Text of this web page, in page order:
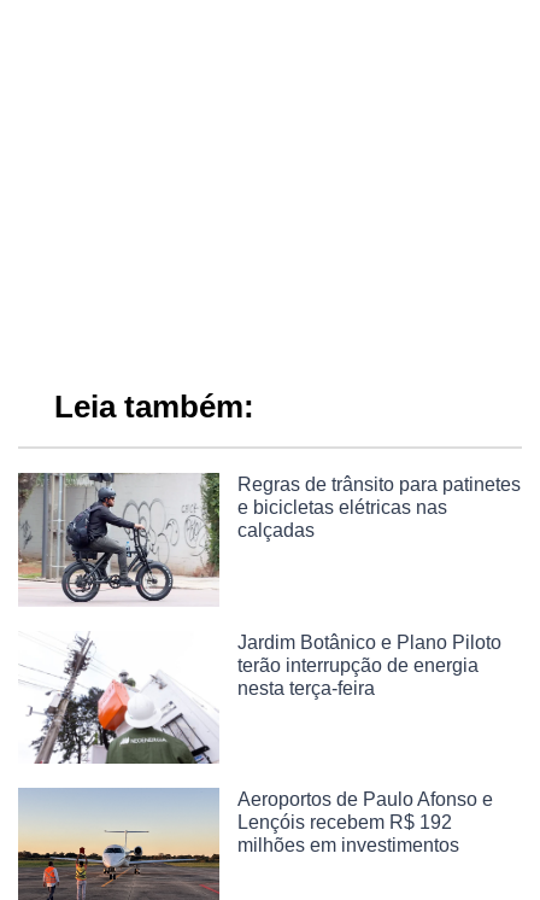
Leia também:
Regras de trânsito para patinetes
e bicicletas elétricas nas
calçadas
Jardim Botânico e Plano Piloto
terão interrupção de energia
nesta terça-feira
Aeroportos de Paulo Afonso e
Lençóis recebem R$ 192
milhões em investimentos